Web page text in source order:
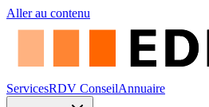
Aller au contenu
ServicesRDV ConseilAnnuaire